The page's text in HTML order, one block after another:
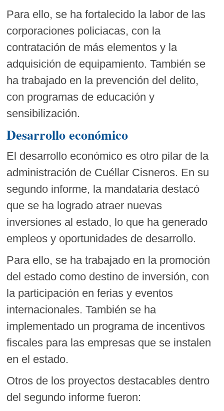
Para ello, se ha fortalecido la labor de las
corporaciones policiacas, con la
contratación de más elementos y la
adquisición de equipamiento. También se
ha trabajado en la prevención del delito,
con programas de educación y
sensibilización.
Desarrollo económico
El desarrollo económico es otro pilar de la
administración de Cuéllar Cisneros. En su
segundo informe, la mandataria destacó
que se ha logrado atraer nuevas
inversiones al estado, lo que ha generado
empleos y oportunidades de desarrollo.
Para ello, se ha trabajado en la promoción
del estado como destino de inversión, con
la participación en ferias y eventos
internacionales. También se ha
implementado un programa de incentivos
fiscales para las empresas que se instalen
en el estado.
Otros de los proyectos destacables dentro
del segundo informe fueron: